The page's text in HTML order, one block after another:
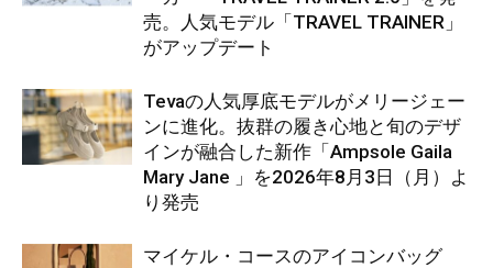
売。人気モデル「TRAVEL TRAINER」
がアップデート
Tevaの人気厚底モデルがメリージェー
ンに進化。抜群の履き心地と旬のデザ
インが融合した新作「Ampsole Gaila
Mary Jane 」を2026年8月3日（月）よ
り発売
マイケル・コースのアイコンバッグ